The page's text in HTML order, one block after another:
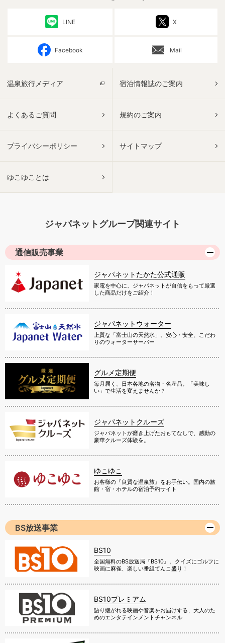
LINE X
Facebook Mail
温泉旅行メディア 宿泊情報誌のご案内
よくあるご質問 規約のご案内
プライバシーポリシー サイトマップ
ゆこゆことは
ジャパネットグループ関連サイト
通信販売事業
ジャパネットたかた公式通販
家電を中心に、ジャパネットが自信をもって厳選
した商品だけをご紹介！
ジャパネットウォーター
上質な「富士山の天然水」。安心・安全、こだわ
りのウォーターサーバー
グルメ定期便
毎月届く、日本各地の名物・名産品。「美味し
い」で生活を変えませんか？
ジャパネットクルーズ
ジャパネットが磨き上げたおもてなしで、感動の
豪華クルーズ体験を。
ゆこゆこ
お客様の『良質な温泉旅』をお手伝い。国内の旅
館・宿・ホテルの宿泊予約サイト
BS放送事業
BS10
全国無料のBS放送局『BS10』。クイズにゴルフに
映画に麻雀、楽しい番組てんこ盛り！
BS10プレミアム
語り継がれる映画や音楽をお届けする、大人のた
めのエンタテインメントチャンネル